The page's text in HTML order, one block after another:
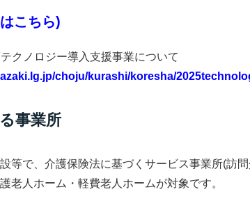
こちら)
クノロジー導入支援事業について
choju/kurashi/koresha/
事業所
等で、介護保険法に基づくサービス事業所(訪
老人ホーム・軽費老人ホームが対象です。